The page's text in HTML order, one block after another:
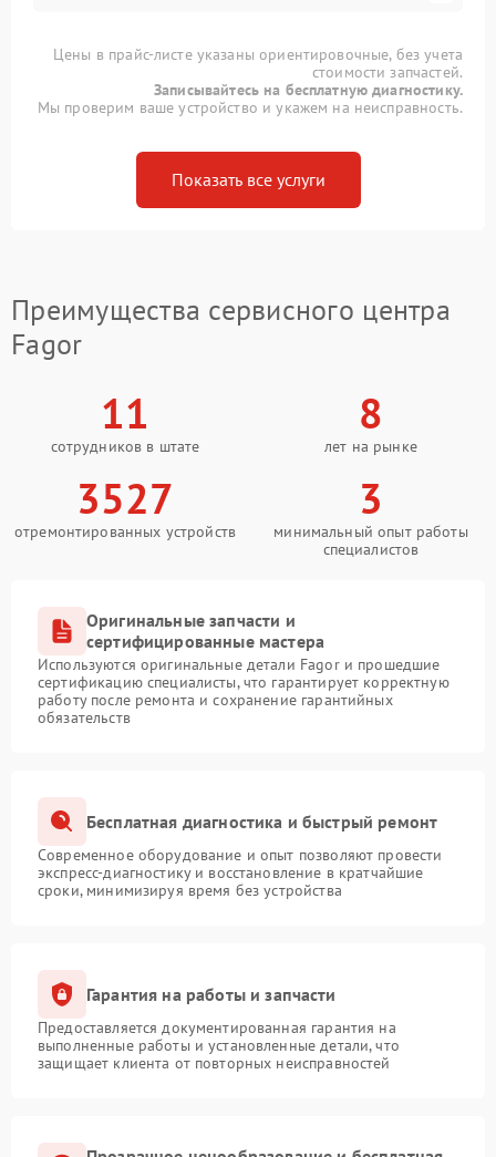
Цены в прайс-листе указаны ориентировочные, без учета
стоимости запчастей.
Записывайтесь на бесплатную диагностику.
Мы проверим ваше устройство и укажем на неисправность.
Показать все услуги
Преимущества сервисного центра
Fagor
11
сотрудников в штате
8
лет на рынке
3527
отремонтированных устройств
3
минимальный опыт работы
специалистов
Оригинальные запчасти и
сертифицированные мастера
Используются оригинальные детали Fagor и прошедшие
сертификацию специалисты, что гарантирует корректную
работу после ремонта и сохранение гарантийных
обязательств
Бесплатная диагностика и быстрый ремонт
Современное оборудование и опыт позволяют провести
экспресс-диагностику и восстановление в кратчайшие
сроки, минимизируя время без устройства
Гарантия на работы и запчасти
Предоставляется документированная гарантия на
выполненные работы и установленные детали, что
защищает клиента от повторных неисправностей